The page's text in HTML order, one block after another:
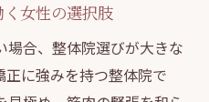
女性の選択肢
合、整体院選びが大きな
に強みを持つ整体院で